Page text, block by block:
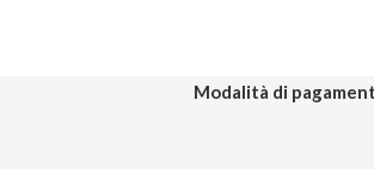
Modalità di